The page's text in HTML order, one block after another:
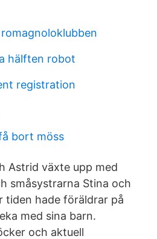
hälften robot
registration
bort möss
Astrid växte upp med
småsystrarna Stina och
tiden hade föräldrar på
med sina barn.
och aktuell